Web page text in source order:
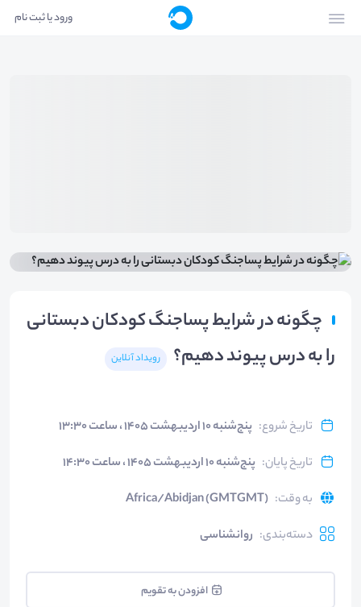
ورود یا ثبت نام
چگونه در شرایط پساجنگ کودکان دبستانی
را به درس پیوند دهیم؟
رویداد آنلاین
تاریخ شروع: پنج‌شنبه ۱۰ اردیبهشت ۱۴۰۵ ، ساعت ۱۳:۳۰
تاریخ پایان: پنج‌شنبه ۱۰ اردیبهشت ۱۴۰۵ ، ساعت ۱۴:۳۰
به وقت:
Africa/Abidjan (GMTGMT)
دسته‌بندی: روانشناسی
افزودن به تقویم